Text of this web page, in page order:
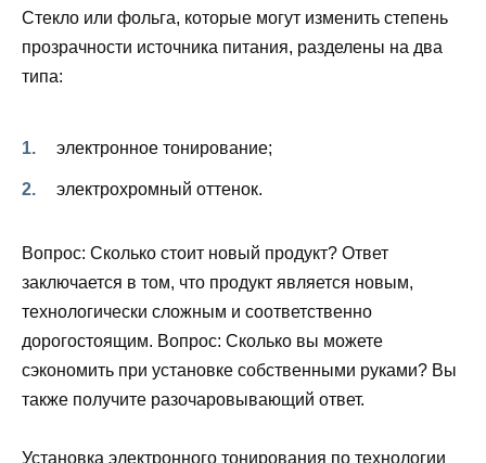
Стекло или фольга, которые могут изменить степень
прозрачности источника питания, разделены на два
типа:
электронное тонирование;
электрохромный оттенок.
Вопрос: Сколько стоит новый продукт? Ответ
заключается в том, что продукт является новым,
технологически сложным и соответственно
дорогостоящим. Вопрос: Сколько вы можете
сэкономить при установке собственными руками? Вы
также получите разочаровывающий ответ.
Установка электронного тонирования по технологии